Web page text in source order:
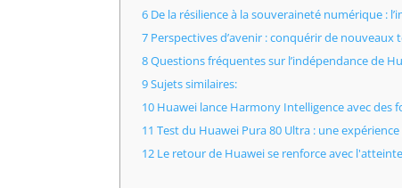
6 De la résilience à la souveraineté numérique :
7 Perspectives d’avenir : conquérir de
8 Questions fréquentes sur l’indépendance de
9 Sujets similaires:
10 Huawei lance Harmony Intelligence avec
11 Test du Huawei Pura 80 Ultra : une
12 Le retour de Huawei se renforce avec